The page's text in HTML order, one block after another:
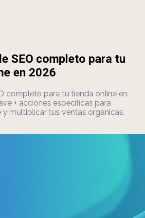
SEO completo para tu
en 2026
completo para tu tienda online en
+ acciones específicas para
multiplicar tus ventas orgánicas.